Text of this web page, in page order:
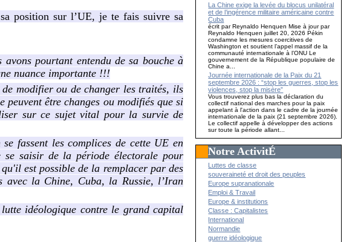
position sur l’UE, je te fais suivre sa
pourtant entendu de sa bouche à
nuance importante !!!
modifier ou de changer les traités, ils
peuvent être changes ou modifiés que si
sur ce sujet vital pour la survie de
fassent les complices de cette UE en
saisir de la période électorale pour
est possible de la remplacer par des
avec la Chine, Cuba, la Russie, l’Iran
idéologique contre le grand capital
La Chine exige la levée du blocus unilatéral
et de l’ingérence militaire américaine contre
Cuba
écrit par Reynaldo Henquen Mise à jour par
Reynaldo Henquen juillet 20, 2026 Pékin
condamne les mesures coercitives de
Washington et soutient l’appel massif de la
communauté internationale à l’ONU Le
gouvernement de la République populaire de
Chine a...
Journée internationale de la Paix du 21
septembre 2026 : “stop les guerres, stop les
violences, stop la misère”
Vous trouverez plus bas la déclaration du
collectif national des marches pour la paix
appelant à l'action dans le cadre de la journée
internationale de la paix (21 septembre 2026).
Le collectif appelle à développer des actions
sur toute la période allant...
Notre ActivitÉ
Luttes de classe
souveraineté et droit des peuples
Europe supranationale
Emploi & Travail
Europe & institutions
Classe : Capitalistes
International
Normandie
guerre idéologique